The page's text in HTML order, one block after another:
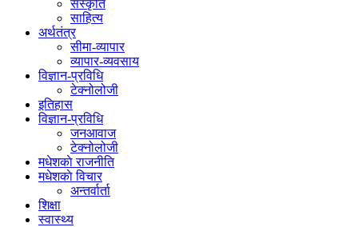
संस्कृति
साहित्य
अर्थतंत्र
सीमा-व्यापार
व्यापार-व्यवसाय
विज्ञान-प्रविधि
टेक्नोलोजी
इतिहास
विज्ञान-प्रविधि
जनआवाज
टेक्नोलोजी
मधेशकाे राजनीति
मधेशकाे विचार
अन्तर्वार्ता
शिक्षा
स्वास्थ्य